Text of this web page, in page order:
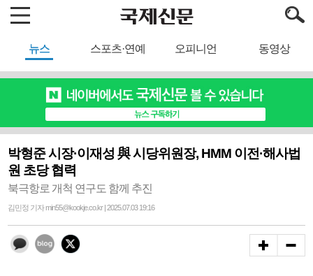
뉴스 스포츠·연예 오피니언 동영상
박형준 시장·이재성 與 시당위원장, HMM 이전·해사법
원 초당 협력
북극항로 개척 연구도 함께 추진
김민정 기자 min55@kookje.co.kr | 2025.07.03 19:16